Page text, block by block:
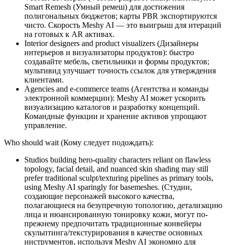
Smart Remesh (Умный ремеш) для достижения
полигональных бюджетов; карты PBR экспортируются
чисто. Скорость Meshy AI — это выигрыш для итераций
на готовых к AR активах.
Interior designers and product visualizers (Дизайнеры
интерьеров и визуализаторы продуктов): быстро
создавайте мебель, светильники и формы продуктов;
мультивид улучшает точность ссылок для утверждения
клиентами.
Agencies and e-commerce teams (Агентства и команды
электронной коммерции): Meshy AI может ускорить
визуализацию каталогов и разработку концепций.
Командные функции и хранение активов упрощают
управление.
Who should wait (Кому следует подождать):
Studios building hero-quality characters reliant on flawless
topology, facial detail, and nuanced skin shading may still
prefer traditional sculpt/texturing pipelines as primary tools,
using Meshy AI sparingly for basemeshes. (Студии,
создающие персонажей высокого качества,
полагающиеся на безупречную топологию, детализацию
лица и нюансированную тонировку кожи, могут по-
прежнему предпочитать традиционные конвейеры
скульптинга/текстурирования в качестве основных
инструментов, используя Meshy AI экономно для